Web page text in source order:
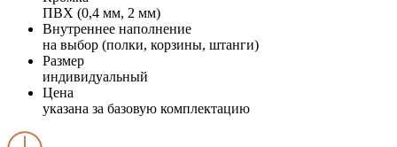
ПВХ (0,4 мм, 2 мм)
Внутреннее наполнение
на выбор (полки, корзины, штанги)
Размер
индивидуальный
Цена
указана за базовую комплектацию